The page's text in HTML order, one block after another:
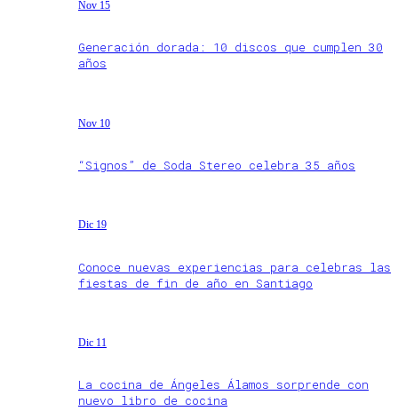
Nov 15
Generación dorada: 10 discos que cumplen 30
años
Nov 10
“Signos” de Soda Stereo celebra 35 años
Dic 19
Conoce nuevas experiencias para celebras las
fiestas de fin de año en Santiago
Dic 11
La cocina de Ángeles Álamos sorprende con
nuevo libro de cocina